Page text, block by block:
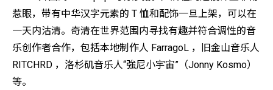
惹眼，带有中华汉字元素的 T 恤和配饰一旦上架，可以在
一天内沽清。奇清在世界范围内寻找有趣并符合调性的音
乐创作者合作，包括本地制作人 FarragoL ，旧金山音乐人
RITCHRD ，洛杉矶音乐人“強尼小宇宙”（Jonny Kosmo）
等。